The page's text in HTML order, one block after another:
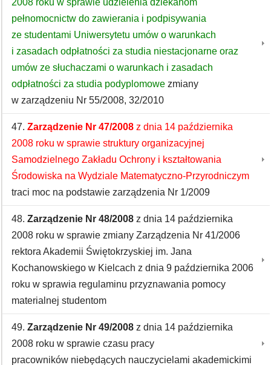
2008 roku w sprawie udzielenia dziekanom
pełnomocnictw do zawierania i podpisywania
ze studentami Uniwersytetu umów o warunkach
i zasadach odpłatności za studia niestacjonarne oraz
umów ze słuchaczami o warunkach i zasadach
odpłatności za studia podyplomowe zmiany
w zarządzeniu Nr 55/2008, 32/2010
47. Zarządzenie Nr 47/2008 z dnia 14 października
2008 roku w sprawie struktury organizacyjnej
Samodzielnego Zakładu Ochrony i kształtowania
Środowiska na Wydziale Matematyczno-Przyrodniczym
traci moc na podstawie zarządzenia Nr 1/2009
48. Zarządzenie Nr 48/2008 z dnia 14 października
2008 roku w sprawie zmiany Zarządzenia Nr 41/2006
rektora Akademii Świętokrzyskiej im. Jana
Kochanowskiego w Kielcach z dnia 9 października 2006
roku w sprawia regulaminu przyznawania pomocy
materialnej studentom
49. Zarządzenie Nr 49/2008 z dnia 14 października
2008 roku w sprawie czasu pracy
pracowników niebędących nauczycielami akademickimi